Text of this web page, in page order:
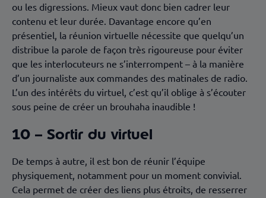
ou les digressions. Mieux vaut donc bien cadrer leur
contenu et leur durée. Davantage encore qu’en
présentiel, la réunion virtuelle nécessite que quelqu’un
distribue la parole de façon très rigoureuse pour éviter
que les interlocuteurs ne s’interrompent – à la manière
d’un journaliste aux commandes des matinales de radio.
L’un des intérêts du virtuel, c’est qu’il oblige à s’écouter
sous peine de créer un brouhaha inaudible !
10 – Sortir du virtuel
De temps à autre, il est bon de réunir l’équipe
physiquement, notamment pour un moment convivial.
Cela permet de créer des liens plus étroits, de resserrer